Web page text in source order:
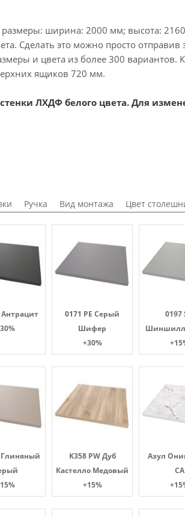
ширина: 2000 мм; высота:
Сделать это можно просто
и цвета из более 300
ящиков 720 мм.
ЛХДФ белого цвета. Для
Ручка Вид монтажа Цвет
Антрацит
0171 PE Серый
Шифер
+30%
0197
Глиняный
K358 PW Дуб
Кастелло Медовый
+15%
Азул
СА